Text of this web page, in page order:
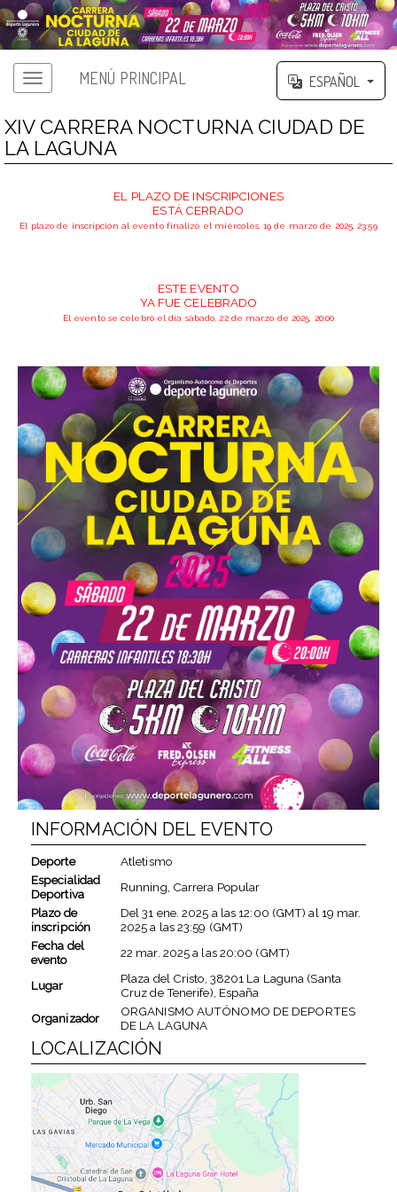
MENÚ PRINCIPAL ESPAÑOL
XIV CARRERA NOCTURNA CIUDAD DE
LA LAGUNA
EL PLAZO DE INSCRIPCIONES
ESTÁ CERRADO
El plazo de inscripción al evento finalizó el miércoles, 19 de marzo de 2025, 23:59
ESTE EVENTO
YA FUE CELEBRADO
El evento se celebró el día sábado, 22 de marzo de 2025, 20:00
INFORMACIÓN DEL EVENTO
Deporte
Atletismo
Especialidad
Deportiva
Running, Carrera Popular
Plazo de
inscripción
Del31 ene. 2025 a las12:00 (GMT) al19 mar.
2025a las23:59 (GMT)
Fecha del
evento
22 mar. 2025a las20:00 (GMT)
Lugar
Plaza del Cristo, 38201 La Laguna (Santa
Cruz de Tenerife), España
Organizador
ORGANISMO AUTÓNOMO DE DEPORTES
DE LA LAGUNA
LOCALIZACIÓN